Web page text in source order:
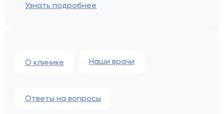
Узнать подробнее
О клинике Наши врачи
Ответы на вопросы